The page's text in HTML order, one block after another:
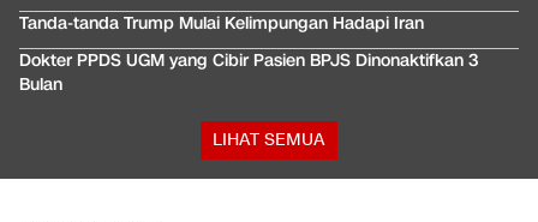
Tanda-tanda Trump Mulai Kelimpungan Hadapi Iran
Dokter PPDS UGM yang Cibir Pasien BPJS Dinonaktifkan 3
Bulan
LIHAT SEMUA